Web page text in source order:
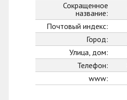
Сокращенное
название:
Почтовый индекс:
Город:
Улица, дом:
Телефон:
www: